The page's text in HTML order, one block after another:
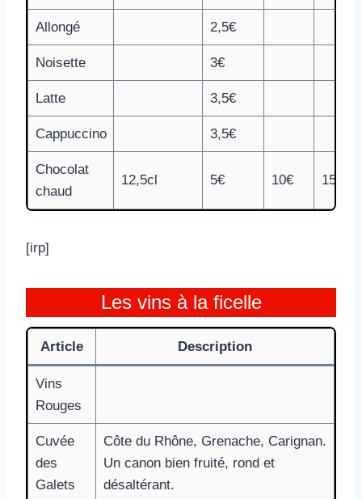
Allongé 2,5€
Noisette 3€
Latte 3,5€
Cappuccino 3,5€
Chocolat
chaud
12,5cl 5€ 10€ 15€
[irp]
Les vins à la ficelle
Article Description
Vins
Rouges
Cuvée
des
Galets
Côte du Rhône, Grenache, Carignan.
Un canon bien fruité, rond et
désaltérant.